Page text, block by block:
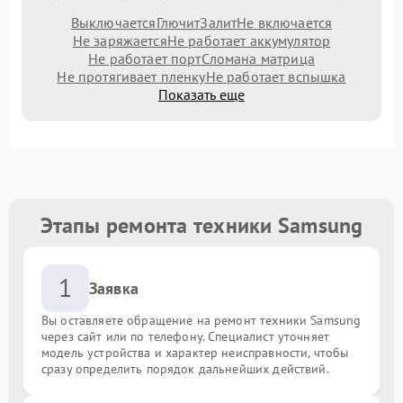
ВыключаетсяГлючитЗалитНе включается
Не заряжаетсяНе работает аккумулятор
Не работает портСломана матрица
Не протягивает пленкуНе работает вспышка
Показать еще
Этапы ремонта техники Samsung
1 Заявка
Вы оставляете обращение на ремонт техники Samsung
через сайт или по телефону. Специалист уточняет
модель устройства и характер неисправности, чтобы
сразу определить порядок дальнейших действий.